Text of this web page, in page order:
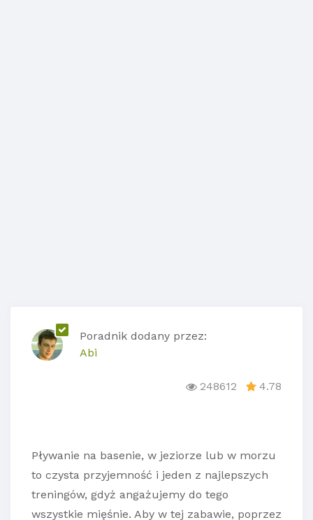
Poradnik dodany przez:
Abi
248612 4.78
Pływanie na basenie, w jeziorze lub w morzu
to czysta przyjemność i jeden z najlepszych
treningów, gdyż angażujemy do tego
wszystkie mięśnie. Aby w tej zabawie, poprzez